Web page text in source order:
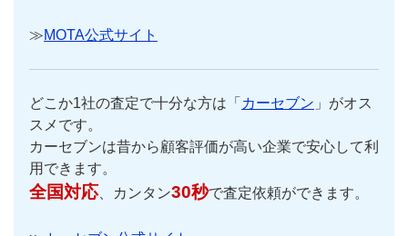
≫MOTA公式サイト
どこか1社の査定で十分な方は「 カーセブン 」がオス
スメです。
カーセブンは昔から顧客評価が高い企業で安心して利
用できます。
全国対応、カンタン30秒で査定依頼ができます。